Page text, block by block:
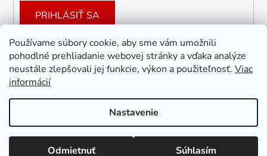
Používame súbory cookie, aby sme vám umožnili
pohodlné prehliadanie webovej stránky a vďaka analýze
neustále zlepšovali jej funkcie, výkon a použiteľnosť. Viac
informácií
Nastavenie
Odmietnuť Súhlasím
PRIHLÁSIŤ SA
Facebook
Vytvoril Shoptet